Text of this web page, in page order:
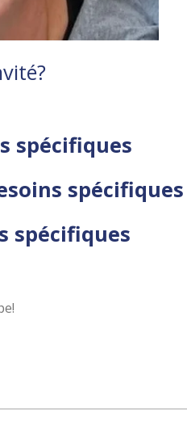
spécifiques
spécifiques
spécifiques